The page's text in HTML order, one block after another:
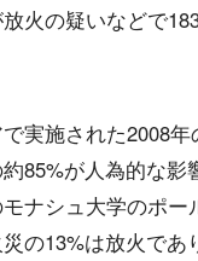
火の疑いなどで
実施された2008
85%が人為的な影
ナシュ大学のポー
の13%は放火であ